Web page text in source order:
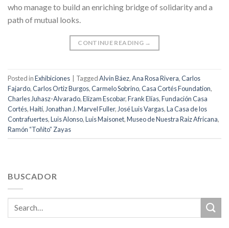
who manage to build an enriching bridge of solidarity and a
path of mutual looks.
CONTINUE READING →
Posted inExhibiciones | TaggedAlvin Báez,Ana Rosa Rivera,Carlos
Fajardo,Carlos Ortiz Burgos,Carmelo Sobrino,Casa Cortés Foundation,
Charles Juhasz-Alvarado,Elizam Escobar,Frank Elías,Fundación Casa
Cortés,Haití, Jonathan J. Marvel Fuller, José Luis Vargas,La Casa de los
Contrafuertes,Luis Alonso,Luis Maisonet,Museo de Nuestra Raiz Africana,
Ramón “Toñito” Zayas
BUSCADOR